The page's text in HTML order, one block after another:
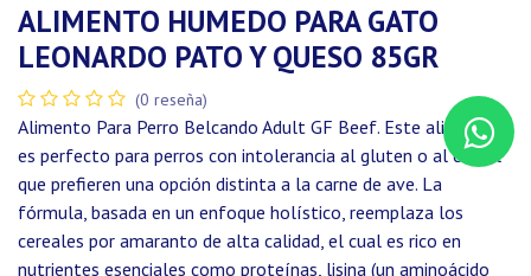
ALIMENTO HUMEDO PARA GATO
LEONARDO PATO Y QUESO 85GR
(0 reseña)
Alimento Para Perro Belcando Adult GF Beef. Este alimento
es perfecto para perros con intolerancia al gluten o al cereal
que prefieren una opción distinta a la carne de ave. La
fórmula, basada en un enfoque holístico, reemplaza los
cereales por amaranto de alta calidad, el cual es rico en
nutrientes esenciales como proteínas, lisina (un aminoácido